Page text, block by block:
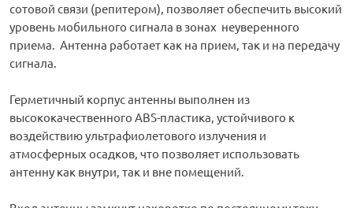
сотовой связи (репитером), позволяет обеспечить высокий
уровень мобильного сигнала в зонах неуверенного
приема. Антенна работает как на прием, так и на передачу
сигнала.
Герметичный корпус антенны выполнен из
высококачественного ABS-пластика, устойчивого к
воздействию ультрафиолетового излучения и
атмосферных осадков, что позволяет использовать
антенну как внутри, так и вне помещений.